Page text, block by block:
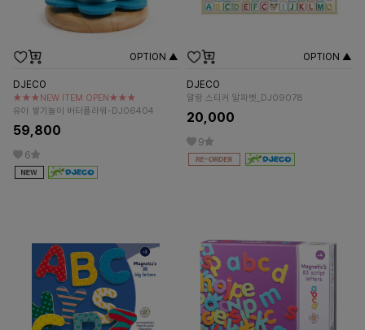
OPTION ▲
DJECO
★★★NEW ITEM OPEN★★★
유아 쌓기놀이 버터플라워-DJ06404
59,800
6
OPTION ▲
DJECO
말랑 스티커 알파벳_DJ09078
20,000
9